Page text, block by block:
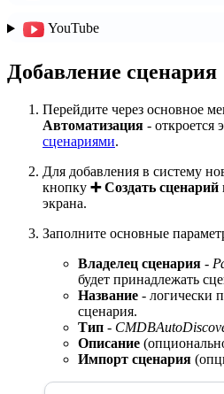
YouTube
Добавление сценария
Перейдите через основное
Автоматизация - откроется
сценариями.
Для добавления в систему
кнопку ➕ Создать сценарий
экрана.
Заполните основные
Владелец сценария -
будет принадлежать
Название - логически
сценария.
Тип -
Описание
Импорт сценария